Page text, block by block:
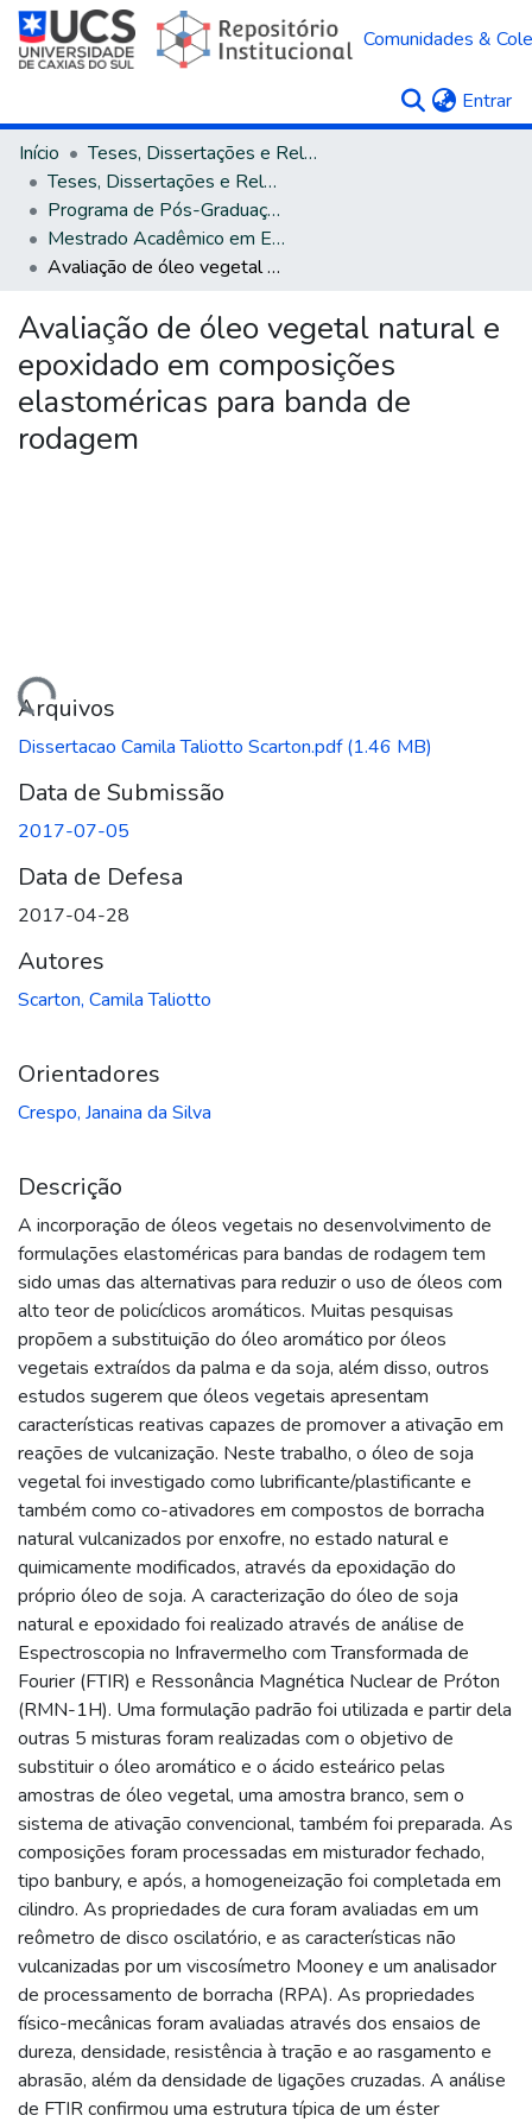
Comunidades &
Entrar
Início
Teses, Dissertações e Relatórios
Teses, Dissertações e Relatórios defendidos na UCS
Programa de Pós-Graduação em Engenharia e Ciência dos Materiais
Mestrado Acadêmico em Engenharia e Ciência dos Materiais
Avaliação de óleo vegetal natural e epoxidado em composições elastoméricas para banda de rodagem
Avaliação de óleo vegetal natural e
epoxidado em composições
elastoméricas para banda de
rodagem
Arquivos
Dissertacao Camila Taliotto Scarton.pdf(1.46 MB)
Data de Submissão
2017-07-05
Data de Defesa
2017-04-28
Autores
Scarton, Camila Taliotto
Orientadores
Crespo, Janaina da Silva
Descrição
A incorporação de óleos vegetais no desenvolvimento de
formulações elastoméricas para bandas de rodagem tem
sido umas das alternativas para reduzir o uso de óleos com
alto teor de policíclicos aromáticos. Muitas pesquisas
propõem a substituição do óleo aromático por óleos
vegetais extraídos da palma e da soja, além disso, outros
estudos sugerem que óleos vegetais apresentam
características reativas capazes de promover a ativação em
reações de vulcanização. Neste trabalho, o óleo de soja
vegetal foi investigado como lubrificante/plastificante e
também como co-ativadores em compostos de borracha
natural vulcanizados por enxofre, no estado natural e
quimicamente modificados, através da epoxidação do
próprio óleo de soja. A caracterização do óleo de soja
natural e epoxidado foi realizado através de análise de
Espectroscopia no Infravermelho com Transformada de
Fourier (FTIR) e Ressonância Magnética Nuclear de Próton
(RMN-1H). Uma formulação padrão foi utilizada e partir dela
outras 5 misturas foram realizadas com o objetivo de
substituir o óleo aromático e o ácido esteárico pelas
amostras de óleo vegetal, uma amostra branco, sem o
sistema de ativação convencional, também foi preparada. As
composições foram processadas em misturador fechado,
tipo banbury, e após, a homogeneização foi completada em
cilindro. As propriedades de cura foram avaliadas em um
reômetro de disco oscilatório, e as características não
vulcanizadas por um viscosímetro Mooney e um analisador
de processamento de borracha (RPA). As propriedades
físico-mecânicas foram avaliadas através dos ensaios de
dureza, densidade, resistência à tração e ao rasgamento e
abrasão, além da densidade de ligações cruzadas. A análise
de FTIR confirmou uma estrutura típica de um éster